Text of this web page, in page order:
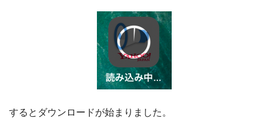
するとダウンロードが始まりました。